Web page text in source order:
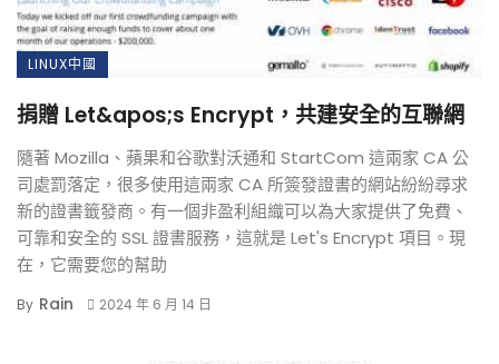
LINUX中國
捐贈 Let&apos;s Encrypt，共建安全的互聯網
隨著 Mozilla、蘋果和谷歌對沃通和 StartCom 這兩家 CA 公
司處罰落定，很多使用這兩家 CA 所簽發證書的網站紛紛尋求
新的證書籤發商。有一個非盈利組織可以為大家提供了免費、
可靠和安全的 SSL 證書服務，這就是 Let's Encrypt 項目。現
在，它需要您的幫助
By Rain 2024 年 6 月 14 日